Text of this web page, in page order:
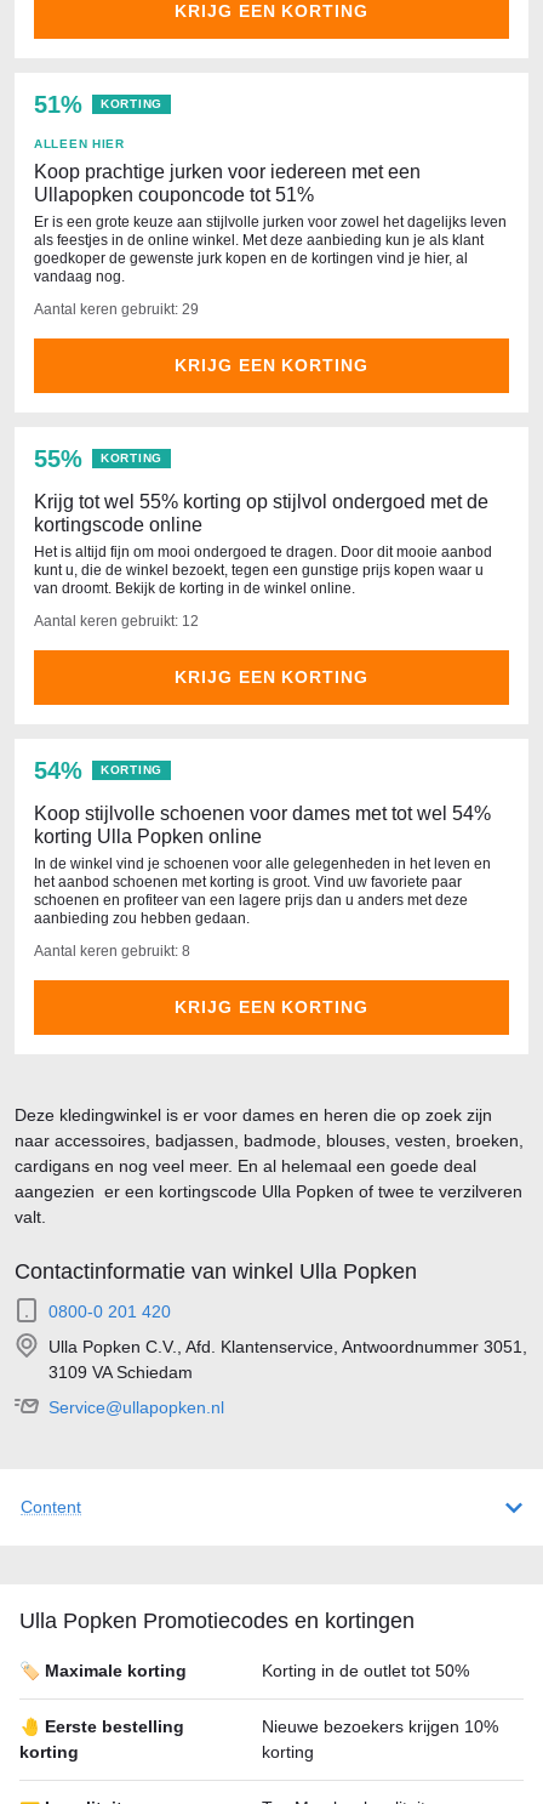
KRIJG EEN KORTING
51% KORTING
ALLEEN HIER
Koop prachtige jurken voor iedereen met een
Ullapopken couponcode tot 51%
Er is een grote keuze aan stijlvolle jurken voor zowel het dagelijks leven
als feestjes in de online winkel. Met deze aanbieding kun je als klant
goedkoper de gewenste jurk kopen en de kortingen vind je hier, al
vandaag nog.
Aantal keren gebruikt: 29
KRIJG EEN KORTING
55% KORTING
Krijg tot wel 55% korting op stijlvol ondergoed met de
kortingscode online
Het is altijd fijn om mooi ondergoed te dragen. Door dit mooie aanbod
kunt u, die de winkel bezoekt, tegen een gunstige prijs kopen waar u
van droomt. Bekijk de korting in de winkel online.
Aantal keren gebruikt: 12
KRIJG EEN KORTING
54% KORTING
Koop stijlvolle schoenen voor dames met tot wel 54%
korting Ulla Popken online
In de winkel vind je schoenen voor alle gelegenheden in het leven en
het aanbod schoenen met korting is groot. Vind uw favoriete paar
schoenen en profiteer van een lagere prijs dan u anders met deze
aanbieding zou hebben gedaan.
Aantal keren gebruikt: 8
KRIJG EEN KORTING
Content
Ulla Popken Promotiecodes en kortingen
🏷️ Maximale korting Korting in de outlet tot 50%
🤚 Eerste bestelling
korting
Nieuwe bezoekers krijgen 10%
korting
Deze kledingwinkel is er voor dames en heren die op zoek zijn
naar accessoires, badjassen, badmode, blouses, vesten, broeken,
cardigans en nog veel meer. En al helemaal een goede deal
aangezien er een kortingscode Ulla Popken of twee te verzilveren
valt.
Contactinformatie van winkel Ulla Popken
0800-0 201 420
Ulla Popken C.V., Afd. Klantenservice, Antwoordnummer 3051,
3109 VA Schiedam
Service@ullapopken.nl